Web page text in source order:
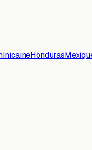
Honduras